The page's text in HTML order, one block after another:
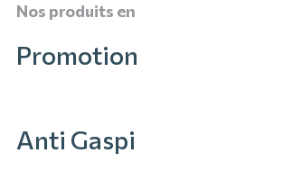
Nos produits en
Promotion
Anti Gaspi